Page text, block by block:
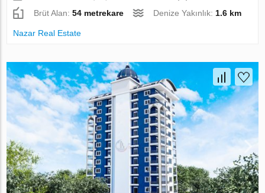
Brüt Alan:54 metrekare Denize Yakınlık: 1.6 km
Nazar Real Estate